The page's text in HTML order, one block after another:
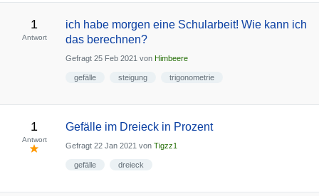
1
Antwort
ich habe morgen eine Schularbeit! Wie kann ich
das berechnen?
Gefragt 25 Feb 2021 von Himbeere
gefälle steigung trigonometrie
1
Antwort
Gefälle im Dreieck in Prozent
Gefragt 22 Jan 2021 von Tigzz1
gefälle dreieck